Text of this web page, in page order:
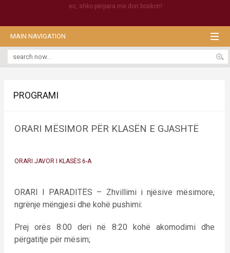
ec, shko përpara me don boskon!
MAIN NAVIGATION
PROGRAMI
ORARI MËSIMOR PËR KLASËN E GJASHTË
ORARI JAVOR I KLASËS 6-A
ORARI I PARADITËS – Zhvillimi i njësive mësimore,
ngrënje mëngjesi dhe kohë pushimi:
Prej orës 8:00 deri në 8:20 kohë akomodimi dhe
përgatitje për mësim;